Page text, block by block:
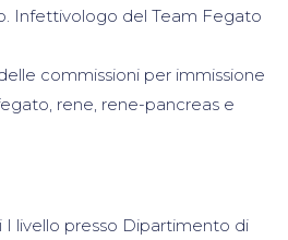
Infettivologo del Team Fegato
commissioni per immissione
rene, rene-pancreas e
livello presso Dipartimento di